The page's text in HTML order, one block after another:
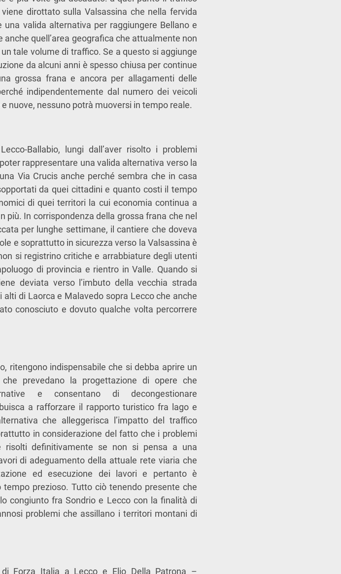
dirottato sulla Valsassina che nella fervida
valida alternativa per raggiungere Bellano e
quell’area geografica che attualmente non
tale volume di traffico. Se a questo si aggiunge
da alcuni anni è spesso chiusa per continue
grossa frana e ancora per allagamenti delle
indipendentemente dal numero dei veicoli
nuove, nessuno potrà muoversi in tempo reale.
Ballabio, lungi dall’aver risolto i problemi
rappresentare una valida alternativa verso la
Via Crucis anche perché sembra che in casa
da quei cittadini e quanto costi il tempo
di quei territori la cui economia continua a
più. In corrispondenza della grossa frana che nel
per lunghe settimane, il cantiere che doveva
e soprattutto in sicurezza verso la Valsassina è
si registrino critiche e arrabbiature degli utenti
di provincia e rientro in Valle. Quando si
deviata verso l’imbuto della vecchia strada
di Laorca e Malavedo sopra Lecco che anche
conosciuto e dovuto qualche volta percorrere
ritengono indispensabile che si debba aprire un
prevedano la progettazione di opere che
e consentano di decongestionare
a rafforzare il rapporto turistico fra lago e
che alleggerisca l’impatto del traffico
in considerazione del fatto che i problemi
risolti definitivamente se non si pensa a una
di adeguamento della attuale rete viaria che
ed esecuzione dei lavori e pertanto è
prezioso. Tutto ciò tenendo presente che
congiunto fra Sondrio e Lecco con la finalità di
problemi che assillano i territori montani di
di Forza Italia a Lecco e Elio Della Patrona –